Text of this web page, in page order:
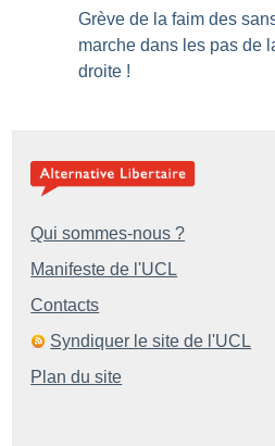
Grève de la faim des
marche dans les pas de
droite !
Qui sommes-nous ?
Manifeste de l'UCL
Contacts
Syndiquer le site de l'UCL
Plan du site